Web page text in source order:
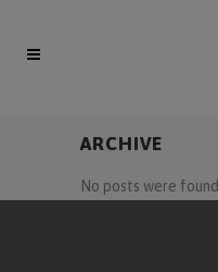
ARCHIVE
No posts were found.